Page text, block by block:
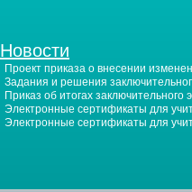
Новости
Проект приказа о внесении
Задания и решения
Приказ об итогах
Электронные сертификаты для
Электронные сертификаты для